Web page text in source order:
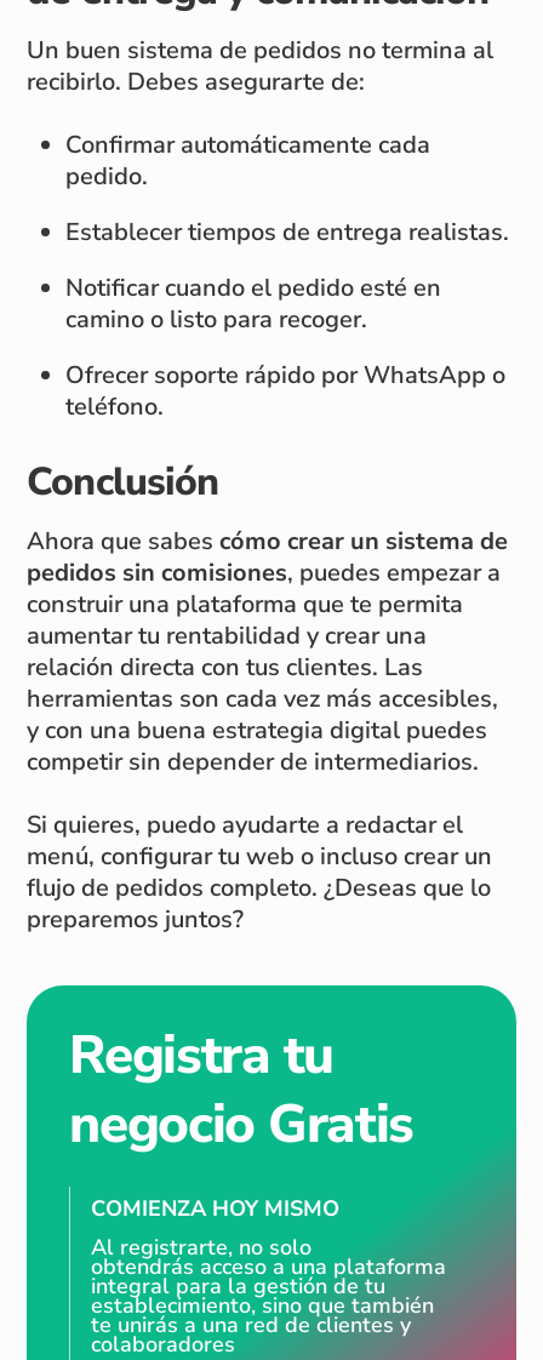
Un buen sistema de pedidos no termina al
recibirlo. Debes asegurarte de:
Confirmar automáticamente cada
pedido.
Establecer tiempos de entrega realistas.
Notificar cuando el pedido esté en
camino o listo para recoger.
Ofrecer soporte rápido por WhatsApp o
teléfono.
Conclusión
Ahora que sabescómo crear un sistema de
pedidos sin comisiones, puedes empezar a
construir una plataforma que te permita
aumentar tu rentabilidad y crear una
relación directa con tus clientes. Las
herramientas son cada vez más accesibles,
y con una buena estrategia digital puedes
competir sin depender de intermediarios.
Si quieres, puedo ayudarte a redactar el
menú, configurar tu web o incluso crear un
flujo de pedidos completo. ¿Deseas que lo
preparemos juntos?
Registra tu
negocio Gratis
COMIENZA HOY MISMO
Al registrarte, no solo
obtendrás acceso a una plataforma
integral para la gestión de tu
establecimiento, sino que también
te unirás a una red de clientes y
colaboradores